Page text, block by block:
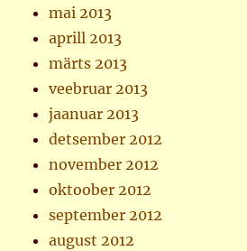
mai 2013
aprill 2013
märts 2013
veebruar 2013
jaanuar 2013
detsember 2012
november 2012
oktoober 2012
september 2012
august 2012